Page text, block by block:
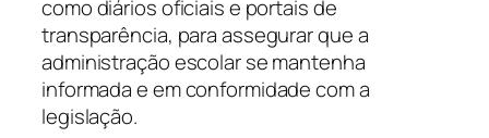
como diários oficiais e portais de
transparência, para assegurar que a
administração escolar se mantenha
informada e em conformidade com a
legislação.